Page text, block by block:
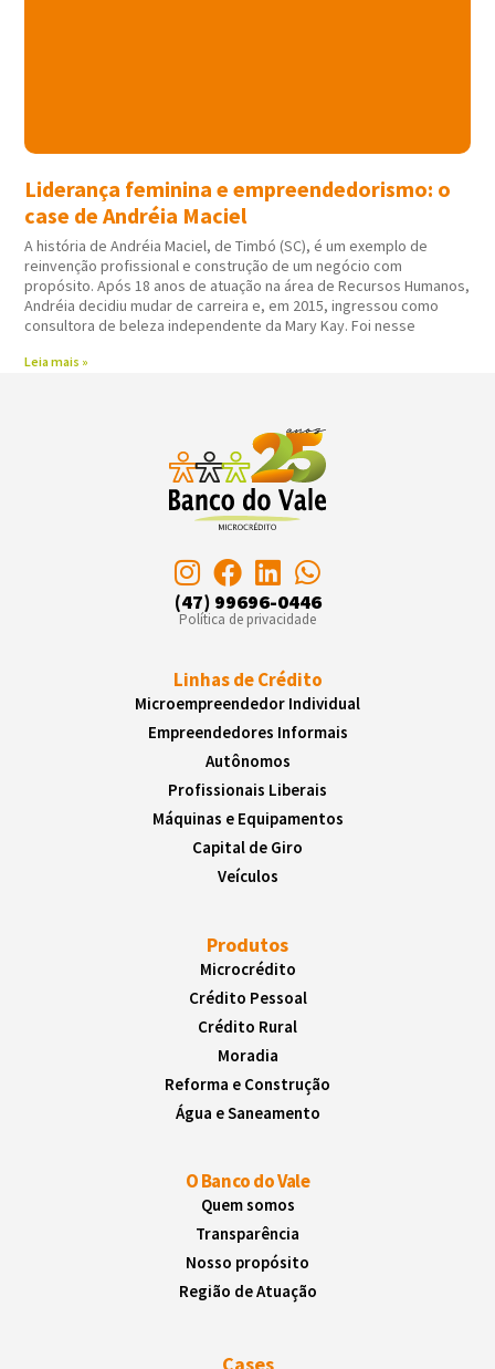
Liderança feminina e empreendedorismo: o
case de Andréia Maciel
A história de Andréia Maciel, de Timbó (SC), é um exemplo de
reinvenção profissional e construção de um negócio com
propósito. Após 18 anos de atuação na área de Recursos Humanos,
Andréia decidiu mudar de carreira e, em 2015, ingressou como
consultora de beleza independente da Mary Kay. Foi nesse
Leia mais »
(47) 99696-0446
Política de privacidade
Linhas de Crédito
Microempreendedor Individual
Empreendedores Informais
Autônomos
Profissionais Liberais
Máquinas e Equipamentos
Capital de Giro
Veículos
Produtos
Microcrédito
Crédito Pessoal
Crédito Rural
Moradia
Reforma e Construção
Água e Saneamento
O Banco do Vale
Quem somos
Transparência
Nosso propósito
Região de Atuação